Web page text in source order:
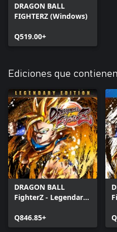
DRAGON BALL
FIGHTERZ (Windows)
Q519.00+
Ediciones que
DRAGON BALL
FighterZ - Legendary
Q846.85+